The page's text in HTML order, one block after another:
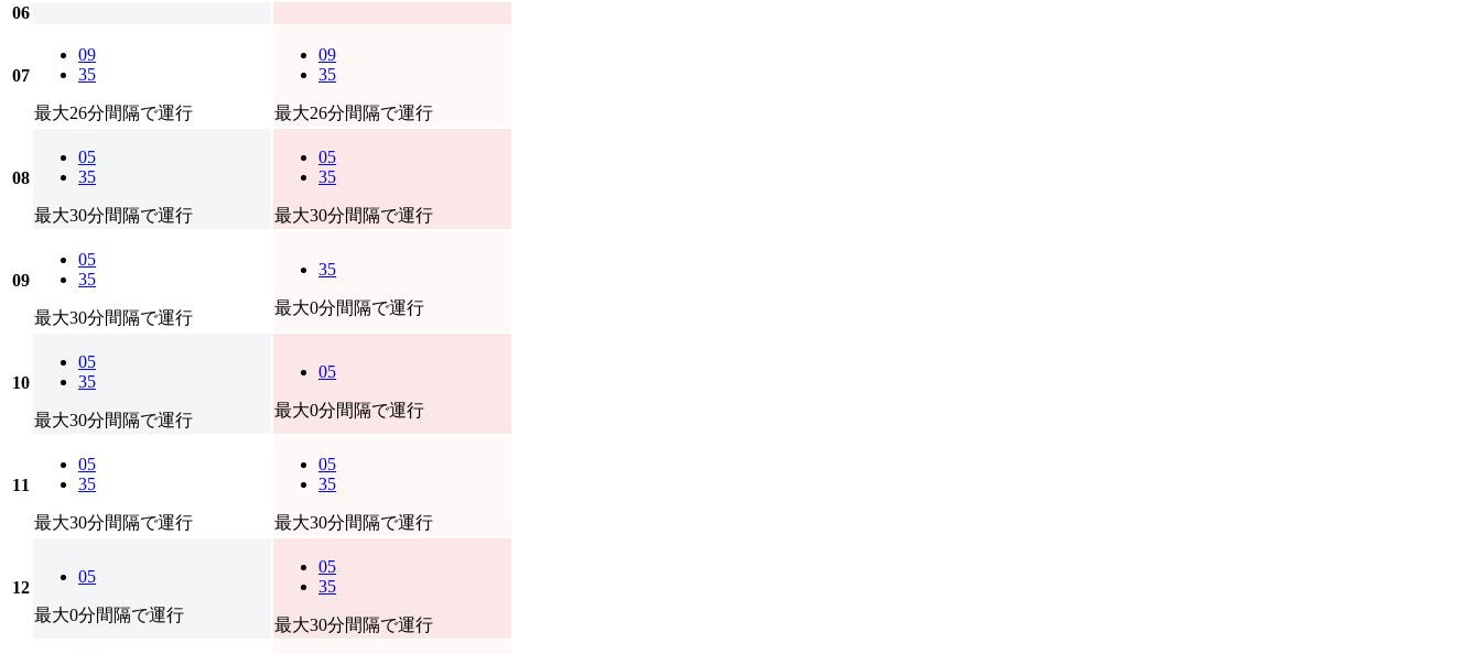
06
07
09
35
最大26分間隔で運行
09
35
最大26分間隔で運行
08
05
35
最大30分間隔で運行
05
35
最大30分間隔で運行
09
05
35
最大30分間隔で運行
35
最大0分間隔で運行
10
05
35
最大30分間隔で運行
05
最大0分間隔で運行
11
05
35
最大30分間隔で運行
05
35
最大30分間隔で運行
12
05
最大0分間隔で運行
05
35
最大30分間隔で運行